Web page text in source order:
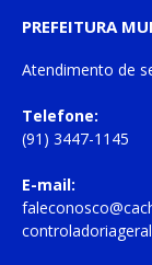
PREFEITURA
Atendimento de
Telefone:
(91) 3447-1145
E-mail: